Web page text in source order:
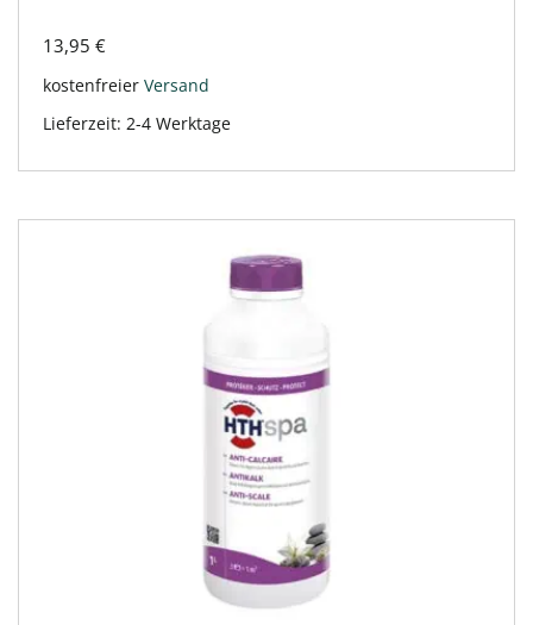
13,95 €
kostenfreier Versand
Lieferzeit: 2-4 Werktage